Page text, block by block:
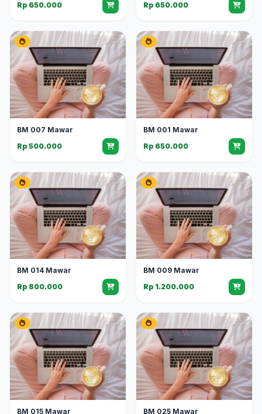
Rp 650.000
Rp 650.000
BM 007 Mawar
Rp 500.000
BM 001 Mawar
Rp 650.000
BM 014 Mawar
Rp 800.000
BM 009 Mawar
Rp 1.200.000
BM 015 Mawar BM 025 Mawar